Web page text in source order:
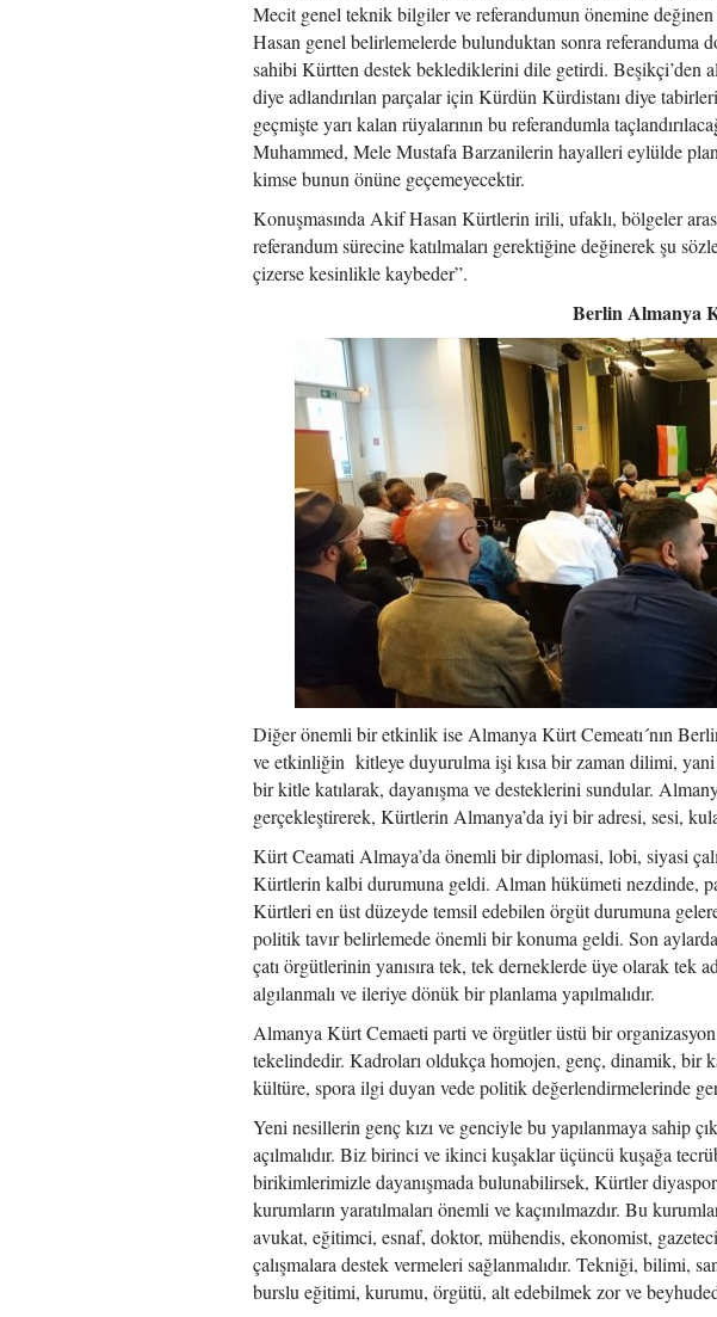
Mecit genel teknik bilgiler ve referandumun önemine
Hasan genel belirlemelerde bulunduktan sonra referanduma
sahibi Kürtten destek beklediklerini dile getirdi. Beşikçi’den
diye adlandırılan parçalar için Kürdün Kürdistanı diye
geçmişte yarı kalan rüyalarının bu referandumla
Muhammed, Mele Mustafa Barzanilerin hayalleri eylülde
kimse bunun önüne geçemeyecektir.
Konuşmasında Akif Hasan Kürtlerin irili, ufaklı, bölgeler
referandum sürecine katılmaları gerektiğine değinerek şu
çizerse kesinlikle kaybeder”.
Berlin Almanya
Diğer önemli bir etkinlik ise Almanya Kürt Cemeatı´nın
ve etkinliğin kitleye duyurulma işi kısa bir zaman dilimi, yani
bir kitle katılarak, dayanışma ve desteklerini sundular.
gerçekleştirerek, Kürtlerin Almanya’da iyi bir adresi, sesi,
Kürt Ceamati Almaya’da önemli bir diplomasi, lobi, siyasi
Kürtlerin kalbi durumuna geldi. Alman hükümeti nezdinde,
Kürtleri en üst düzeyde temsil edebilen örgüt durumuna
politik tavır belirlemede önemli bir konuma geldi. Son
çatı örgütlerinin yanısıra tek, tek derneklerde üye olarak
algılanmalı ve ileriye dönük bir planlama yapılmalıdır.
Almanya Kürt Cemaeti parti ve örgütler üstü bir
tekelindedir. Kadroları oldukça homojen, genç, dinamik, bir
kültüre, spora ilgi duyan vede politik değerlendirmelerinde
Yeni nesillerin genç kızı ve genciyle bu yapılanmaya sahip
açılmalıdır. Biz birinci ve ikinci kuşaklar üçüncü kuşağa
birikimlerimizle dayanışmada bulunabilirsek, Kürtler
kurumların yaratılmaları önemli ve kaçınılmazdır. Bu
avukat, eğitimci, esnaf, doktor, mühendis, ekonomist,
çalışmalara destek vermeleri sağlanmalıdır. Tekniği, bilimi,
burslu eğitimi, kurumu, örgütü, alt edebilmek zor ve